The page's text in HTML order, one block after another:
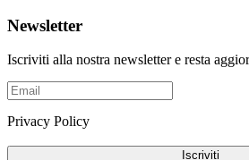
Newsletter
Iscriviti alla nostra newsletter e resta
Privacy Policy
Iscriviti